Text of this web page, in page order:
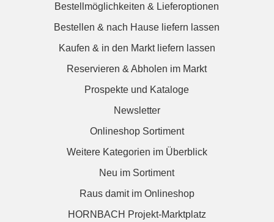
Bestellmöglichkeiten & Lieferoptionen
Bestellen & nach Hause liefern lassen
Kaufen & in den Markt liefern lassen
Reservieren & Abholen im Markt
Prospekte und Kataloge
Newsletter
Onlineshop Sortiment
Weitere Kategorien im Überblick
Neu im Sortiment
Raus damit im Onlineshop
HORNBACH Projekt-Marktplatz